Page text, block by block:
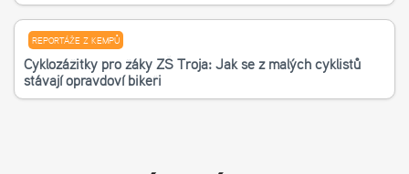
REPORTÁŽE Z KEMPŮ
Cyklozážitky pro žáky ZŠ Troja: Jak se z malých cyklistů
stávají opravdoví bikeři